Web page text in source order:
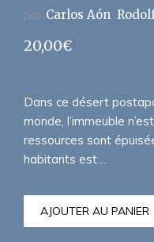
par Carlos Aón
20,00€
Dans ce désert
monde, l’immeuble
ressources sont
habitants est…
AJOUTER AU PANIER